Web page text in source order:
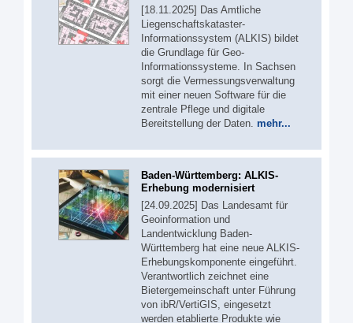
[18.11.2025] Das Amtliche
Liegenschaftskataster-
Informationssystem (ALKIS) bildet
die Grundlage für Geo-
Informationssysteme. In Sachsen
sorgt die Vermessungsverwaltung
mit einer neuen Software für die
zentrale Pflege und digitale
Bereitstellung der Daten. mehr...
Baden-Württemberg: ALKIS-
Erhebung modernisiert
[24.09.2025] Das Landesamt für
Geoinformation und
Landentwicklung Baden-
Württemberg hat eine neue ALKIS-
Erhebungskomponente eingeführt.
Verantwortlich zeichnet eine
Bietergemeinschaft unter Führung
von ibR/VertiGIS, eingesetzt
werden etablierte Produkte wie